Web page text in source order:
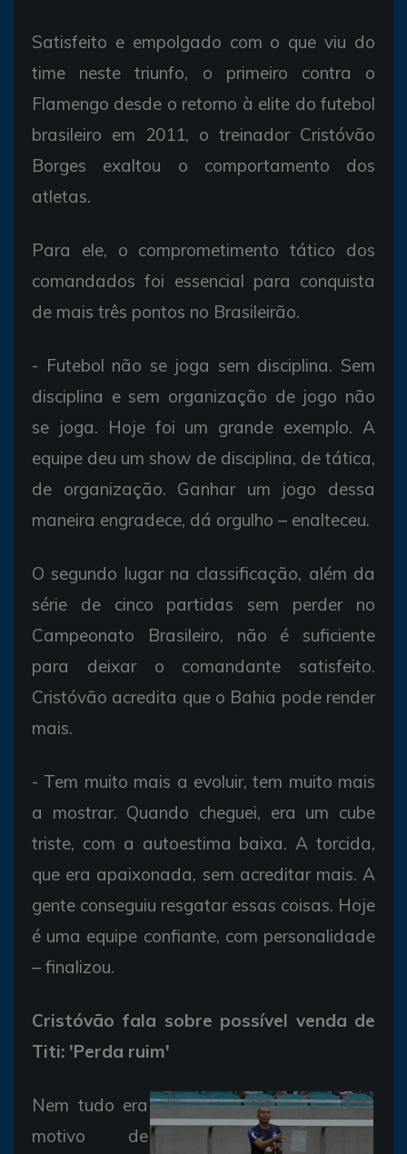
Satisfeito e empolgado com o que viu do
time neste triunfo, o primeiro contra o
Flamengo desde o retorno à elite do futebol
brasileiro em 2011, o treinador Cristóvão
Borges exaltou o comportamento dos
atletas.
Para ele, o comprometimento tático dos
comandados foi essencial para conquista
de mais três pontos no Brasileirão.
- Futebol não se joga sem disciplina. Sem
disciplina e sem organização de jogo não
se joga. Hoje foi um grande exemplo. A
equipe deu um show de disciplina, de tática,
de organização. Ganhar um jogo dessa
maneira engradece, dá orgulho – enalteceu.
O segundo lugar na classificação, além da
série de cinco partidas sem perder no
Campeonato Brasileiro, não é suficiente
para deixar o comandante satisfeito.
Cristóvão acredita que o Bahia pode render
mais.
- Tem muito mais a evoluir, tem muito mais
a mostrar. Quando cheguei, era um cube
triste, com a autoestima baixa. A torcida,
que era apaixonada, sem acreditar mais. A
gente conseguiu resgatar essas coisas. Hoje
é uma equipe confiante, com personalidade
– finalizou.
Cristóvão fala sobre possível venda de
Titi: 'Perda ruim'
Nem tudo era
motivo de